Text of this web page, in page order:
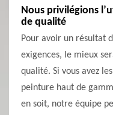
Nous privilégions
de qualité
Pour avoir un résultat
exigences, le mieux
qualité. Si vous avez
peinture haut de
en soit, notre équipe